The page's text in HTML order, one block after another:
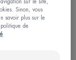
quoi
sur le site,
Sinon, vous
savoir plus sur le
de